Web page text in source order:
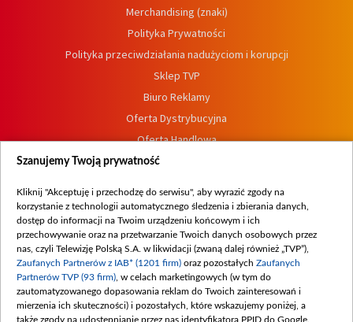
Merchandising (znaki)
Polityka Prywatności
Polityka przeciwdziałania nadużyciom i korupcji
Sklep TVP
Biuro Reklamy
Oferta Dystrybucyjna
Oferta Handlowa
Dostępność
Procedura zgłoszeń wewnętrznych
Szanujemy Twoją prywatność
Kliknij "Akceptuję i przechodzę do serwisu", aby wyrazić zgody na
korzystanie z technologii automatycznego śledzenia i zbierania danych,
dostęp do informacji na Twoim urządzeniu końcowym i ich
przechowywanie oraz na przetwarzanie Twoich danych osobowych przez
nas, czyli Telewizję Polską S.A. w likwidacji (zwaną dalej również „TVP”),
Zaufanych Partnerów z IAB* (1201 firm) oraz pozostałych Zaufanych
Partnerów TVP (93 firm) , w celach marketingowych (w tym do
zautomatyzowanego dopasowania reklam do Twoich zainteresowań i
mierzenia ich skuteczności) i pozostałych, które wskazujemy poniżej, a
także zgody na udostępnianie przez nas identyfikatora PPID do Google.